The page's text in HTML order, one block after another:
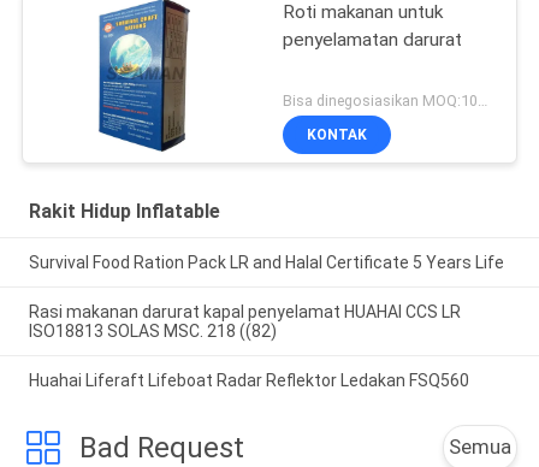
Roti makanan untuk
penyelamatan darurat
Bisa dinegosiasikan MOQ:1000 PC
KONTAK
Rakit Hidup Inflatable
Survival Food Ration Pack LR and Halal Certificate 5 Years Life
Rasi makanan darurat kapal penyelamat HUAHAI CCS LR
ISO18813 SOLAS MSC. 218 ((82)
Huahai Liferaft Lifeboat Radar Reflektor Ledakan FSQ560
Bad Request Semua